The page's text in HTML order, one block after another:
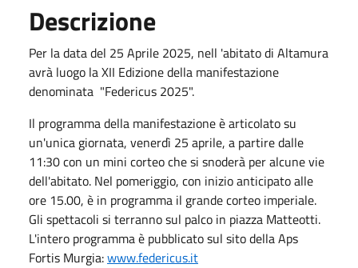
Descrizione
Per la data del 25 Aprile 2025, nell 'abitato di Altamura
avrà luogo la XII Edizione della manifestazione
denominata "Federicus 2025".
Il programma della manifestazione è articolato su
un'unica giornata, venerdì 25 aprile, a partire dalle
11:30 con un mini corteo che si snoderà per alcune vie
dell'abitato. Nel pomeriggio, con inizio anticipato alle
ore 15.00, è in programma il grande corteo imperiale.
Gli spettacoli si terranno sul palco in piazza Matteotti.
L'intero programma è pubblicato sul sito della Aps
Fortis Murgia:www.federicus.it